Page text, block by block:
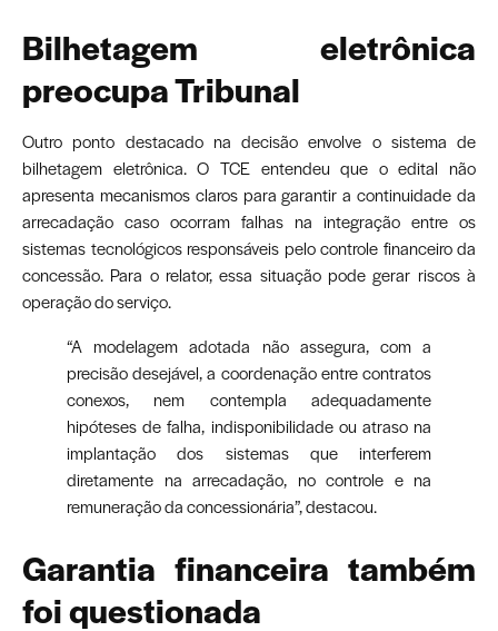
Bilhetagem eletrônica
preocupa Tribunal
Outro ponto destacado na decisão envolve o sistema de
bilhetagem eletrônica. O TCE entendeu que o edital não
apresenta mecanismos claros para garantir a continuidade da
arrecadação caso ocorram falhas na integração entre os
sistemas tecnológicos responsáveis pelo controle financeiro da
concessão. Para o relator, essa situação pode gerar riscos à
operação do serviço.
“A modelagem adotada não assegura, com a
precisão desejável, a coordenação entre contratos
conexos, nem contempla adequadamente
hipóteses de falha, indisponibilidade ou atraso na
implantação dos sistemas que interferem
diretamente na arrecadação, no controle e na
remuneração da concessionária”, destacou.
Garantia financeira também
foi questionada